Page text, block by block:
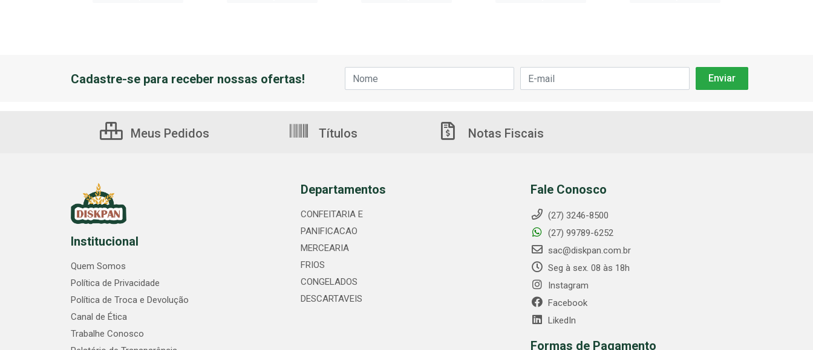
Cadastre-se para receber nossas ofertas!
Meus Pedidos Títulos Notas Fiscais
Institucional
Quem Somos
Política de Privacidade
Política de Troca e Devolução
Canal de Ética
Trabalhe Conosco
Departamentos
CONFEITARIA E
PANIFICACAO
MERCEARIA
FRIOS
CONGELADOS
DESCARTAVEIS
Fale Conosco
(27) 3246-8500
(27) 99789-6252
sac@diskpan.com.br
Seg à sex. 08 às 18h
Instagram
Facebook
LikedIn
Formas de Pagamento